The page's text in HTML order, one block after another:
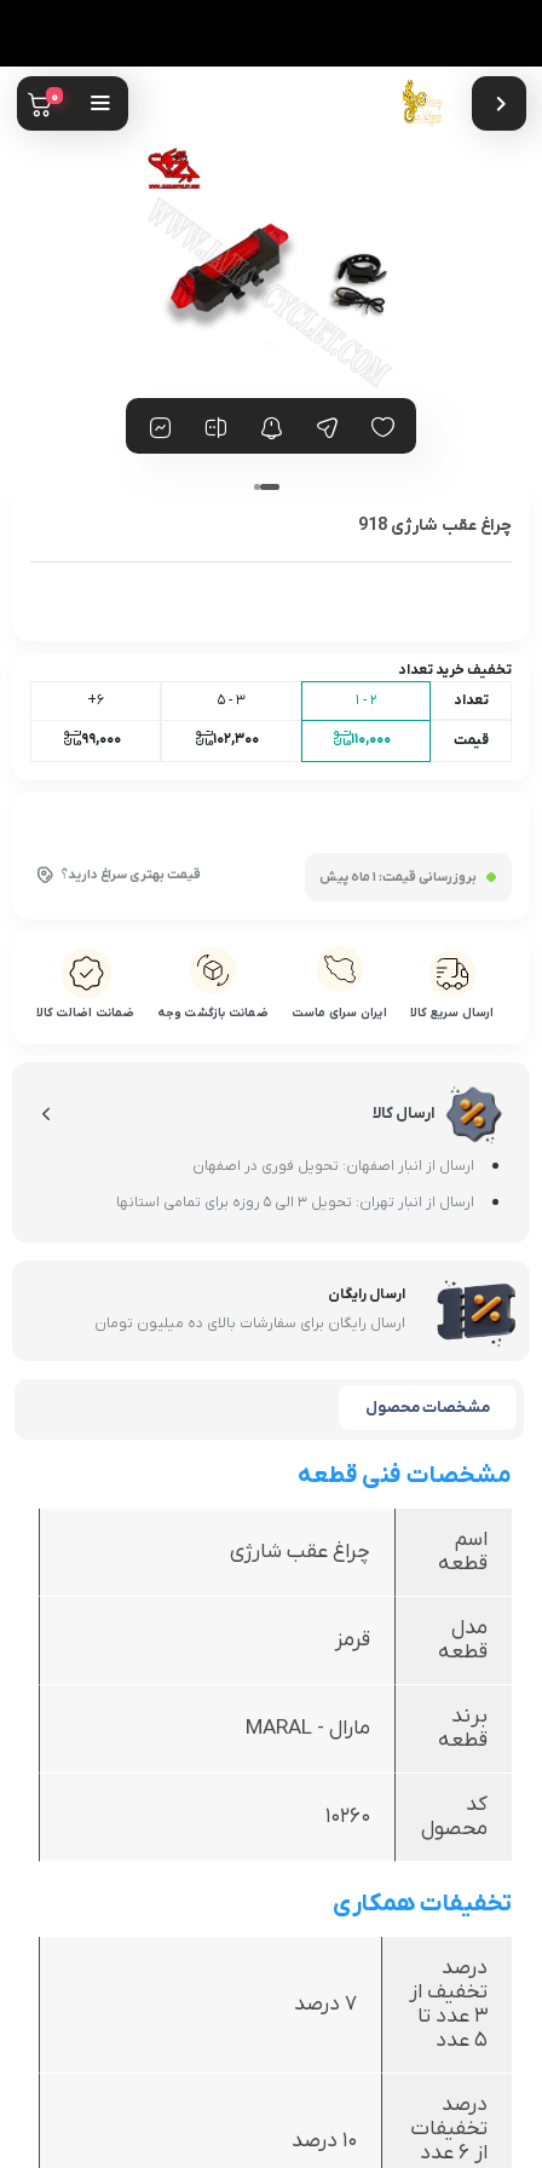
0
چراغ عقب شارژی 918
تخفیف خرید تعداد
تعداد
2 - 1
3 - 5
6+
قیمت 110,000
102,300
99,000
بروزرسانی قیمت: 1 ماه پیش قیمت بهتری سراغ دارید؟
ارسال سریع کالا ایران سرای ماست ضمانت بازگشت وجه ضمانت اضالت کالا
ارسال کالا
ارسال از انبار اصفهان: تحویل فوری در اصفهان
ارسال از انبار تهران: تحویل 3 الی 5 روزه برای تمامی استانها
ارسال رایگان
ارسال رایگان برای سفارشات بالای ده میلیون تومان
مشخصات محصول
مشخصات فنی قطعه
اسم
قطعه
چراغ عقب شارژی
مدل
قطعه
قرمز
برند
قطعه
مارال - MARAL
کد
محصول
10260
تخفیفات همکاری
درصد
تخفیف از
3 عدد تا
5 عدد
7 درصد
درصد
تخفیفات
از 6 عدد
10 درصد